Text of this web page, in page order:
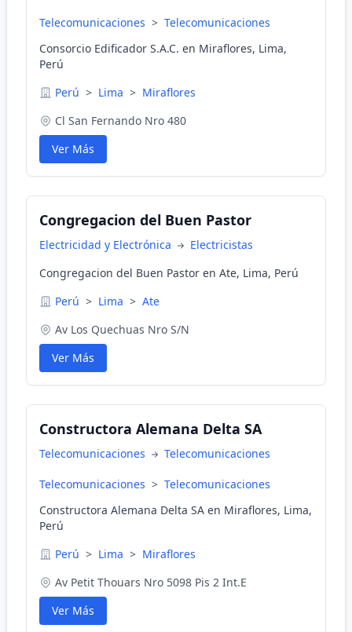
Telecomunicaciones > Telecomunicaciones
Consorcio Edificador S.A.C. en Miraflores, Lima,
Perú
Perú > Lima > Miraflores
Cl San Fernando Nro 480
Ver Más
Congregacion del Buen Pastor
Electricidad y Electrónica
Electricistas
Congregacion del Buen Pastor en Ate, Lima, Perú
Perú > Lima > Ate
Av Los Quechuas Nro S/N
Ver Más
Constructora Alemana Delta SA
Telecomunicaciones Telecomunicaciones
Telecomunicaciones > Telecomunicaciones
Constructora Alemana Delta SA en Miraflores, Lima,
Perú
Perú > Lima > Miraflores
Av Petit Thouars Nro 5098 Pis 2 Int.E
Ver Más